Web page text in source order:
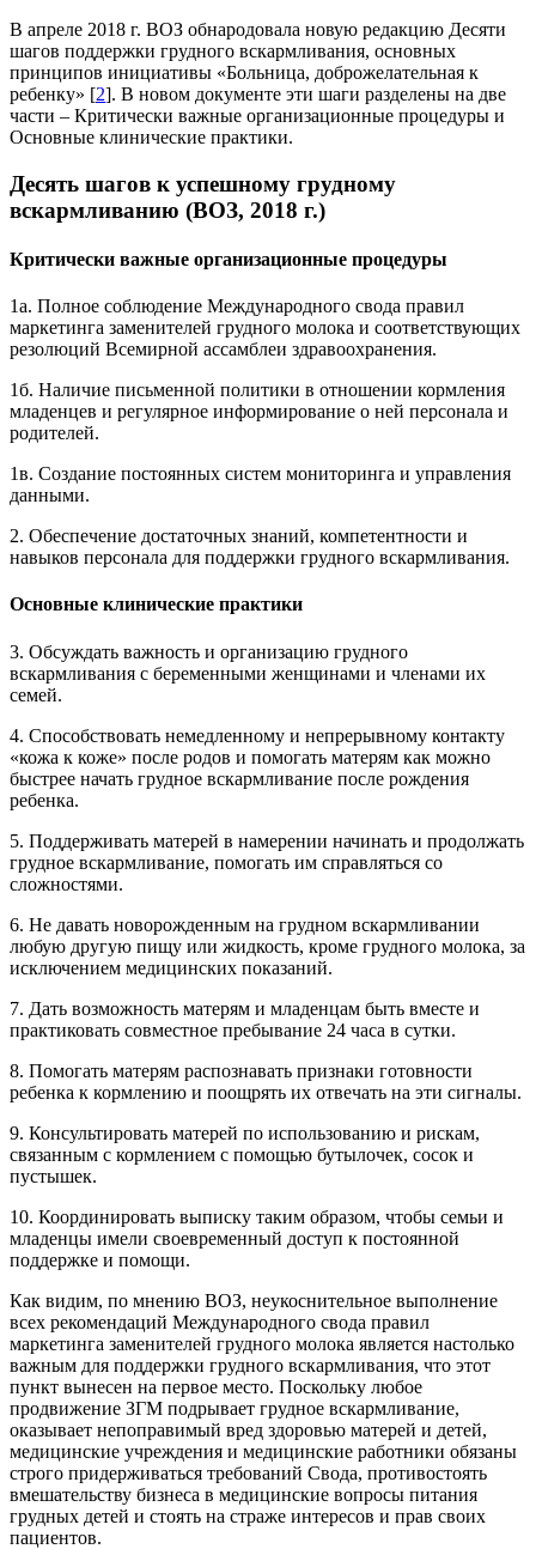
В апреле 2018 г. ВОЗ обнародовала новую редакцию Десяти
шагов поддержки грудного вскармливания, основных
принципов инициативы «Больница, доброжелательная к
ребенку» [2]. В новом документе эти шаги разделены на две
части – Критически важные организационные процедуры и
Основные клинические практики.
Десять шагов к успешному грудному
вскармливанию (ВОЗ, 2018 г.)
Критически важные организационные процедуры
1а. Полное соблюдение Международного свода правил
маркетинга заменителей грудного молока и соответствующих
резолюций Всемирной ассамблеи здравоохранения.
1б. Наличие письменной политики в отношении кормления
младенцев и регулярное информирование о ней персонала и
родителей.
1в. Создание постоянных систем мониторинга и управления
данными.
2. Обеспечение достаточных знаний, компетентности и
навыков персонала для поддержки грудного вскармливания.
Основные клинические практики
3. Обсуждать важность и организацию грудного
вскармливания с беременными женщинами и членами их
семей.
4. Способствовать немедленному и непрерывному контакту
«кожа к коже» после родов и помогать матерям как можно
быстрее начать грудное вскармливание после рождения
ребенка.
5. Поддерживать матерей в намерении начинать и продолжать
грудное вскармливание, помогать им справляться со
сложностями.
6. Не давать новорожденным на грудном вскармливании
любую другую пищу или жидкость, кроме грудного молока, за
исключением медицинских показаний.
7. Дать возможность матерям и младенцам быть вместе и
практиковать совместное пребывание 24 часа в сутки.
8. Помогать матерям распознавать признаки готовности
ребенка к кормлению и поощрять их отвечать на эти сигналы.
9. Консультировать матерей по использованию и рискам,
связанным с кормлением с помощью бутылочек, сосок и
пустышек.
10. Координировать выписку таким образом, чтобы семьи и
младенцы имели своевременный доступ к постоянной
поддержке и помощи.
Как видим, по мнению ВОЗ, неукоснительное выполнение
всех рекомендаций Международного свода правил
маркетинга заменителей грудного молока является настолько
важным для поддержки грудного вскармливания, что этот
пункт вынесен на первое место. Поскольку любое
продвижение ЗГМ подрывает грудное вскармливание,
оказывает непоправимый вред здоровью матерей и детей,
медицинские учреждения и медицинские работники обязаны
строго придерживаться требований Свода, противостоять
вмешательству бизнеса в медицинские вопросы питания
грудных детей и стоять на страже интересов и прав своих
пациентов.